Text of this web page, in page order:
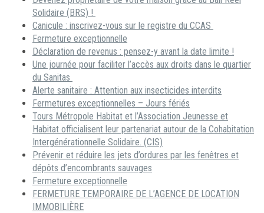
Solidaire (BRS) !
Canicule : inscrivez-vous sur le registre du CCAS
Fermeture exceptionnelle
Déclaration de revenus : pensez-y avant la date limite !
Une journée pour faciliter l’accès aux droits dans le quartier
du Sanitas
Alerte sanitaire : Attention aux insecticides interdits
Fermetures exceptionnelles – Jours fériés
Tours Métropole Habitat et l’Association Jeunesse et
Habitat officialisent leur partenariat autour de la Cohabitation
Intergénérationnelle Solidaire. (CIS)
Prévenir et réduire les jets d’ordures par les fenêtres et
dépôts d’encombrants sauvages
Fermeture exceptionnelle
FERMETURE TEMPORAIRE DE L’AGENCE DE LOCATION
IMMOBILIÈRE